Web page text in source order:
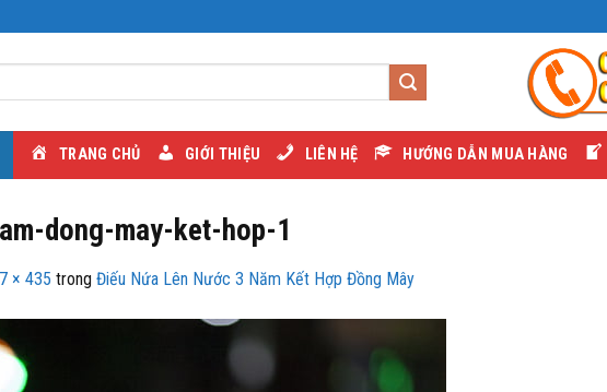
TRANG CHỦ GIỚI THIỆU LIÊN HỆ HƯỚNG DẪN MUA HÀNG
dong-may-ket-hop-1
× 435 trong Điếu Nứa Lên Nước 3 Năm Kết Hợp Đồng Mây